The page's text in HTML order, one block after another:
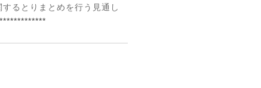
るとりまとめを行う見通し